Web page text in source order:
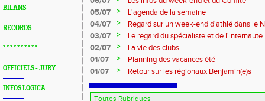
BILANS
RECORDS
* * * * * * * * * *
OFFICIELS - JURY
INFOS LOGICA
05/07
>
L'agenda de la semaine
04/07
>
Regard sur un week-end d'athlé dans le
03/07
>
Le regard du spécialiste et de l'internaute
02/07
>
La vie des clubs
01/07
>
Planning des vacances été
01/07
> Retour sur les régionaux Benjamin(e)s